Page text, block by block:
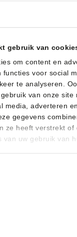
gebruik van
om content en
functies voor social
te analyseren.
van onze site
media, adverteren
gegevens
ze heeft verstrekt of
uw gebruik van
met een maximale
rol
en arbeid t.o.v.
vulling
aan twee
x 13,2 cm